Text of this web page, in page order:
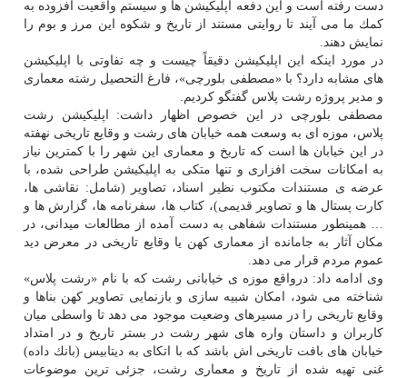
دست رفته است و این دفعه اپلیكیشن ها و سیستم واقعیت افزوده به
كمك ما می آیند تا روایتی مستند از تاریخ و شكوه این مرز و بوم را
نمایش دهند.
در مورد اینكه این اپلیكیشن دقیقاً چیست و چه تفاوتی با اپلیكیشن
های مشابه دارد؟ با «مصطفی بلورچی»، فارغ التحصیل رشته معماری
و مدیر پروژه رشت پلاس گفتگو كردیم.
مصطفی بلورچی در این خصوص اظهار داشت: اپلیكیشن رشت
پلاس، موزه ای به وسعت همه خیابان های رشت و وقایع تاریخی نهفته
در این خیابان ها است كه تاریخ و معماری این شهر را با كمترین نیاز
به امكانات سخت افزاری و تنها متكی به اپلیكیشن طراحی شده، با
عرضه ی مستندات مكتوب نظیر اسناد، تصاویر (شامل: نقاشی ها،
كارت پستال ها و تصاویر قدیمی)، كتاب ها، سفرنامه ها، گزارش ها و
… همینطور مستندات شفاهی به دست آمده از مطالعات میدانی، در
مكان آثار به جامانده از معماری كهن یا وقایع تاریخی در معرض دید
عموم مردم قرار می دهد.
وی ادامه داد: درواقع موزه ی خیابانی رشت كه با نام «رشت پلاس»
شناخته می شود، امكان شبیه سازی و بازنمایی تصاویر كهن بناها و
وقایع تاریخی را در مسیرهای وضعیت موجود می دهد تا واسطی میان
كاربران و داستان واره های شهر رشت در بستر تاریخ و در امتداد
خیابان های بافت تاریخی اش باشد كه با اتكای به دیتابیس (بانك داده)
غنی تهیه شده از تاریخ و معماری رشت، جزئی ترین موضوعات